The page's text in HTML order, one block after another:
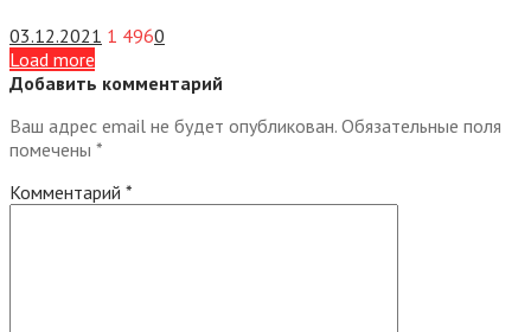
03.12.2021 1 4960
Load more
Добавить комментарий
Ваш адрес email не будет опубликован. Обязательные поля
помечены *
Комментарий *